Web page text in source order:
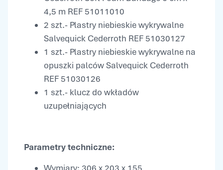
4,5 m REF 51011010
2 szt.- Plastry niebieskie wykrywalne
Salvequick Cederroth REF 51030127
1 szt.- Plastry niebieskie wykrywalne na
opuszki palców Salvequick Cederroth
REF 51030126
1 szt.- klucz do wkładów
uzupełniających
Parametry techniczne:
Wymiary: 306 x 203 x 155